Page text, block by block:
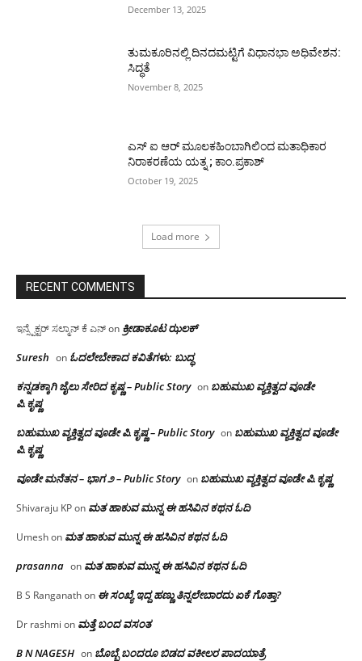
December 13, 2025
ತುಮಕೂರಿನಲ್ಲಿ ದಿನದಮಟ್ಟಿಗೆ ವಿಧಾನಭಾ ಅಧಿವೇಶನ:
ಸಿದ್ಧತೆ
November 8, 2025
ಎಸ್ ಐ ಆರ್ ಮೂಲಕಹಿಂಬಾಗಿಲಿಂದ ಮತಾಧಿಕಾರ
ನಿರಾಕರಣೆಯ ಯತ್ನ ; ಕಾಂ.ಪ್ರಕಾಶ್
October 19, 2025
Load more
RECENT COMMENTS
ಇನ್ಸ್ಪೆಕ್ಟರ್ ಸಲ್ಮಾನ್ ಕೆ ಎನ್on ಕ್ರೀಡಾಕೂಟ ಝಲಕ್
Suresh on ಓದಲೇಬೇಕಾದ‌ ಕವಿತೆಗಳು: ಬುದ್ಧ
ಕನ್ನಡಕ್ಕಾಗಿ ಜೈಲು ಸೇರಿದ ಕೃಷ್ಣ – Public Story on ಬಹುಮುಖ ವ್ಯಕ್ತಿತ್ವದ ವೂಡೇ
ಪಿ.ಕೃಷ್ಣ
ಬಹುಮುಖ ವ್ಯಕ್ತಿತ್ವದ ವೂಡೇ ಪಿ.ಕೃಷ್ಣ – Public Story on ಬಹುಮುಖ ವ್ಯಕ್ತಿತ್ವದ ವೂಡೇ
ಪಿ.ಕೃಷ್ಣ
ವೂಡೇ ಮನೆತನ – ಭಾಗ ೨ – Public Story on ಬಹುಮುಖ ವ್ಯಕ್ತಿತ್ವದ ವೂಡೇ ಪಿ.ಕೃಷ್ಣ
Shivaraju KPon ಮತ ಹಾಕುವ ಮುನ್ನ ಈ ಹಸಿವಿನ ಕಥನ ಓದಿ
Umeshon ಮತ ಹಾಕುವ ಮುನ್ನ ಈ ಹಸಿವಿನ ಕಥನ ಓದಿ
prasanna on ಮತ ಹಾಕುವ ಮುನ್ನ ಈ ಹಸಿವಿನ ಕಥನ ಓದಿ
B S Ranganathon ಈ ಸಂಖ್ಯೆ ಇದ್ದ ಹಣ್ಣು ತಿನ್ನಲೇಬಾರದು ಏಕೆ ಗೊತ್ತಾ?
Dr rashmi on ಮತ್ತೆ ಬಂದ ವಸಂತ
B N NAGESH on ಬೊಬ್ಬೆ ಬಂದರೂ ಬಿಡದ ವಕೀಲರ ಪಾದಯಾತ್ರೆ